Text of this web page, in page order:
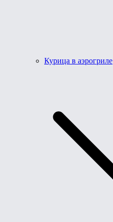
Курица в аэрогриле